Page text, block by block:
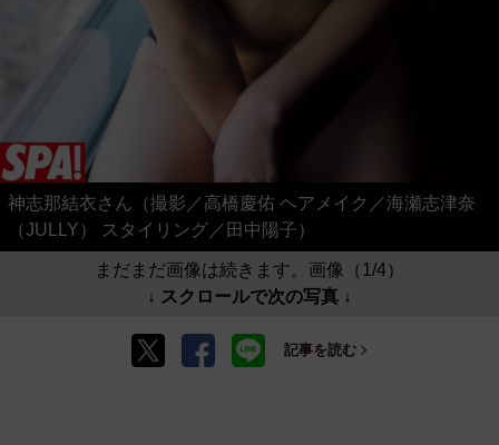
神志那結衣さん（撮影／高橋慶佑 ヘアメイク／海瀬志津奈
（JULLY） スタイリング／田中陽子）
まだまだ画像は続きます。画像（1/4）
↓ スクロールで次の写真 ↓
記事を読む